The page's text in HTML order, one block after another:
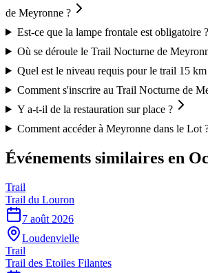
de Meyronne ?
Est-ce que la lampe frontale est obligatoire ?
Où se déroule le Trail Nocturne de
Quel est le niveau requis pour le trail 15 km
Comment s'inscrire au Trail Nocturne de
Y a-t-il de la restauration sur place ?
Comment accéder à Meyronne dans le Lot
Événements similaires en
Trail
Trail du Louron
7 août 2026
Loudenvielle
Trail
Trail des Etoiles Filantes